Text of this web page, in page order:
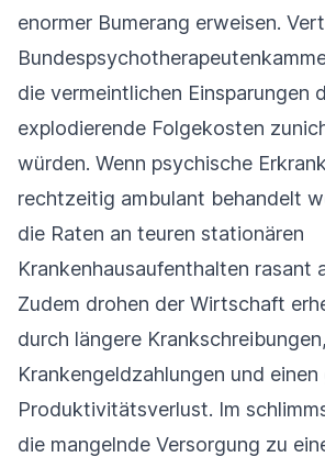
enormer Bumerang erweisen.
die vermeintlichen Einsparungen
explodierende Folgekosten
würden. Wenn psychische
rechtzeitig ambulant behandelt
die Raten an teuren stationären
Krankenhausaufenthalten rasant
Zudem drohen der Wirtschaft
durch längere
Krankengeldzahlungen und einen
Produktivitätsverlust. Im
die mangelnde Versorgung zu